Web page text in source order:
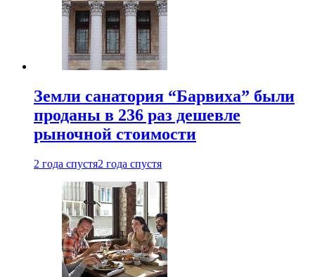
Земли санатория “Барвиха” были
проданы в 236 раз дешевле
рыночной стоимости
2 года спустя2 года спустя